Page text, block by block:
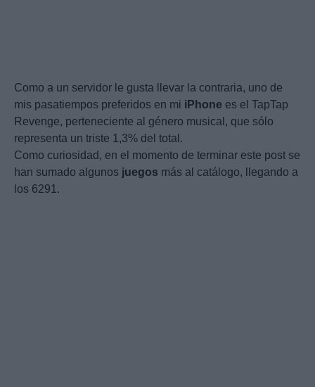
Como a un servidor le gusta llevar la contraria, uno de
mis pasatiempos preferidos en mi iPhone es el TapTap
Revenge, perteneciente al género musical, que sólo
representa un triste 1,3% del total.
Como curiosidad, en el momento de terminar este post se
han sumado algunos juegos más al catálogo, llegando a
los 6291.